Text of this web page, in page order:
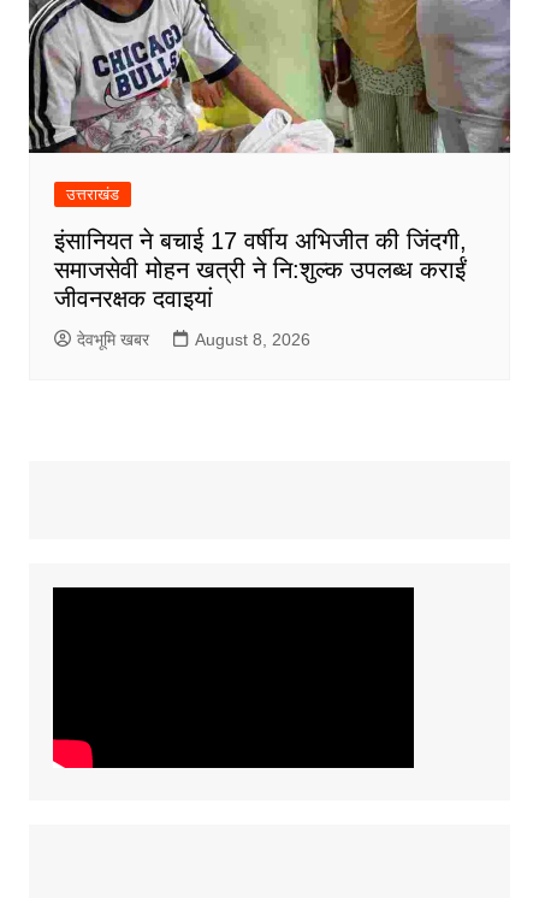
उत्तराखंड
इंसानियत ने बचाई 17 वर्षीय अभिजीत की जिंदगी,
समाजसेवी मोहन खत्री ने नि:शुल्क उपलब्ध कराईं
जीवनरक्षक दवाइयां
देवभूमि खबर August 8, 2026